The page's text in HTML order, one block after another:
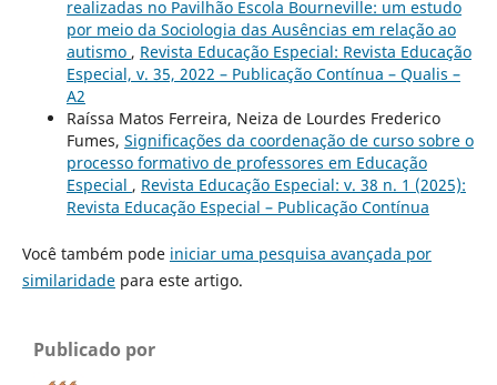
realizadas no Pavilhão Escola Bourneville: um estudo
por meio da Sociologia das Ausências em relação ao
autismo , Revista Educação Especial: Revista Educação
Especial, v. 35, 2022 – Publicação Contínua – Qualis –
A2
Raíssa Matos Ferreira, Neiza de Lourdes Frederico
Fumes, Significações da coordenação de curso sobre o
processo formativo de professores em Educação
Especial , Revista Educação Especial: v. 38 n. 1 (2025):
Revista Educação Especial – Publicação Contínua
Você também pode iniciar uma pesquisa avançada por
similaridadepara este artigo.
Publicado por